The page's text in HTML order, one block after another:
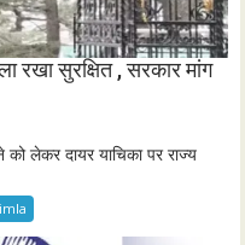
रखा सुरक्षित , सरकार मांग
लेकर दायर याचिका पर राज्य